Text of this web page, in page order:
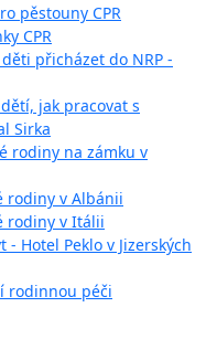
pěstouny CPR
CPR
přicházet do NRP -
jak pracovat s
Sirka
rodiny na zámku v
rodiny v Albánii
rodiny v Itálii
Hotel Peklo v Jizerských
rodinnou péči